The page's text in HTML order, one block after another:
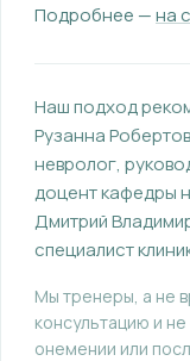
Подробнее —на
Наш подход
Рузанна
невролог,
доцент кафедры
Дмитрий
специалист
Мы тренеры, а не
консультацию и
онемении или